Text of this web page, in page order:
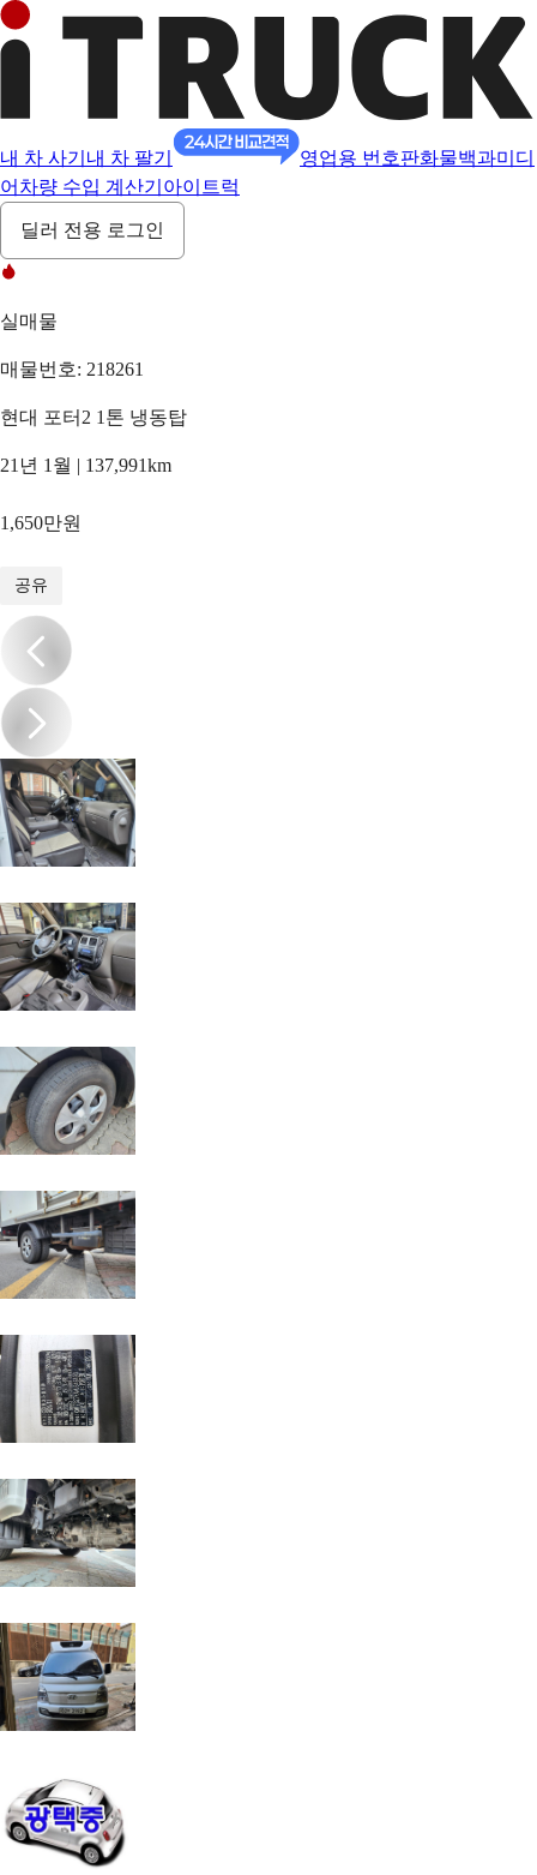
내 차 사기 내 차 팔기 영업용 번호판화물백과미디
어 차량 수입 계산기 아이트럭
딜러 전용 로그인
실매물
매물번호: 218261
현대 포터2 1톤 냉동탑
21년 1월 | 137,991km
1,650만원
공유
/15